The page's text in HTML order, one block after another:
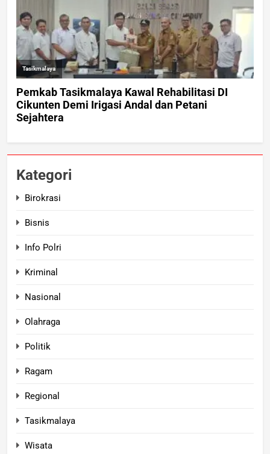
Kategori
Birokrasi
Bisnis
Info Polri
Kriminal
Nasional
Olahraga
Politik
Ragam
Regional
Tasikmalaya
Wisata